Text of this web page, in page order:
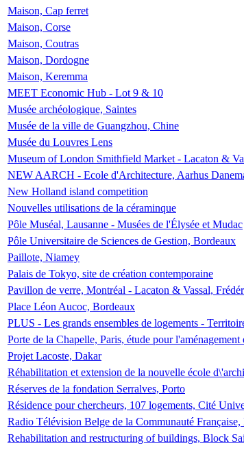
Maison, Cap ferret
Maison, Corse
Maison, Coutras
Maison, Dordogne
Maison, Keremma
MEET Economic Hub - Lot 9 & 10
Musée archéologique, Saintes
Musée de la ville de Guangzhou, Chine
Musée du Louvres Lens
Museum of London Smithfield Market - Lacaton &
NEW AARCH - Ecole d'Architecture, Aarhus
New Holland island competition
Nouvelles utilisations de la céraminque
Pôle Muséal, Lausanne - Musées de l'Élysée et Mudac
Pôle Universitaire de Sciences de Gestion, Bordeaux
Paillote, Niamey
Palais de Tokyo, site de création contemporaine
Pavillon de verre, Montréal - Lacaton & Vassal,
Place Léon Aucoc, Bordeaux
PLUS - Les grands ensembles de logements -
Porte de la Chapelle, Paris, étude pour
Projet Lacoste, Dakar
Réhabilitation et extension de la nouvelle école
Réserves de la fondation Serralves, Porto
Résidence pour chercheurs, 107 logements, Cité
Radio Télévision Belge de la Communauté
Rehabilitation and restructuring of buildings, Block